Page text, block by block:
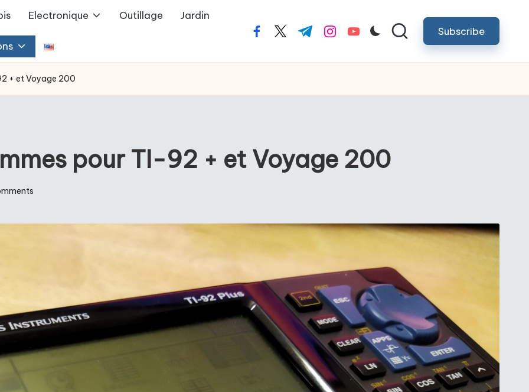
Electronique Outillage Jardin
facebook.com
twitter.com
t.me instagram.com
youtube.com Subscribe
+ et Voyage 200
pour TI-92 + et Voyage 200